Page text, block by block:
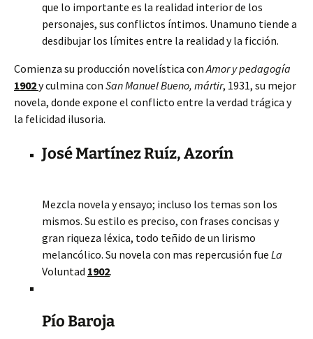
que lo importante es la realidad interior de los
personajes, sus conflictos íntimos. Unamuno tiende a
desdibujar los límites entre la realidad y la ficción.
Comienza su producción novelística conAmor y pedagogía
1902y culmina con San Manuel Bueno, mártir, 1931, su mejor
novela, donde expone el conflicto entre la verdad trágica y
la felicidad ilusoria.
José Martínez Ruíz, Azorín
Mezcla novela y ensayo; incluso los temas son los
mismos. Su estilo es preciso, con frases concisas y
gran riqueza léxica, todo teñido de un lirismo
melancólico. Su novela con mas repercusión fue La
Voluntad 1902.
Pío Baroja